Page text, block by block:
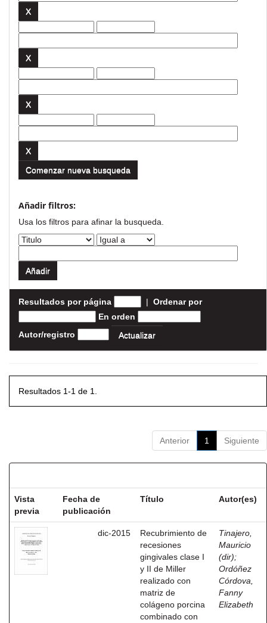
Comenzar nueva busqueda
Añadir filtros:
Usa los filtros para afinar la busqueda.
Resultados por página | Ordenar por
En orden
Autor/registro
Resultados 1-1 de 1.
Anterior 1 Siguiente
Vista
previa
Fecha de
publicación
Título Autor(es)
dic-2015
Recubrimiento de
recesiones
gingivales clase I
y II de Miller
realizado con
matriz de
colágeno porcina
combinado con
Tinajero,
Mauricio
(dir);
Ordóñez
Córdova,
Fanny
Elizabeth